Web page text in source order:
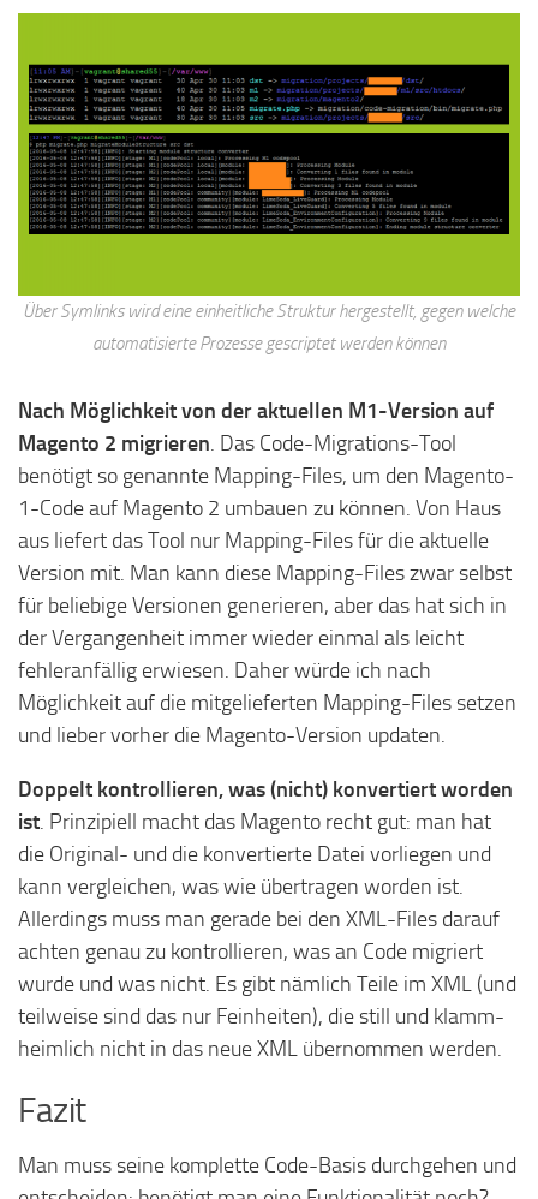
Über Symlinks wird eine einheitliche Struktur hergestellt, gegen welche
automatisierte Prozesse gescriptet werden können
Nach Möglichkeit von der aktuellen M1-Version auf
Magento 2 migrieren. Das Code-Migrations-Tool
benötigt so genannte Mapping-Files, um den Magento-
1-Code auf Magento 2 umbauen zu können. Von Haus
aus liefert das Tool nur Mapping-Files für die aktuelle
Version mit. Man kann diese Mapping-Files zwar selbst
für beliebige Versionen generieren, aber das hat sich in
der Vergangenheit immer wieder einmal als leicht
fehleranfällig erwiesen. Daher würde ich nach
Möglichkeit auf die mitgelieferten Mapping-Files setzen
und lieber vorher die Magento-Version updaten.
Doppelt kontrollieren, was (nicht) konvertiert worden
ist. Prinzipiell macht das Magento recht gut: man hat
die Original- und die konvertierte Datei vorliegen und
kann vergleichen, was wie übertragen worden ist.
Allerdings muss man gerade bei den XML-Files darauf
achten genau zu kontrollieren, was an Code migriert
wurde und was nicht. Es gibt nämlich Teile im XML (und
teilweise sind das nur Feinheiten), die still und klamm-
heimlich nicht in das neue XML übernommen werden.
Fazit
Man muss seine komplette Code-Basis durchgehen und